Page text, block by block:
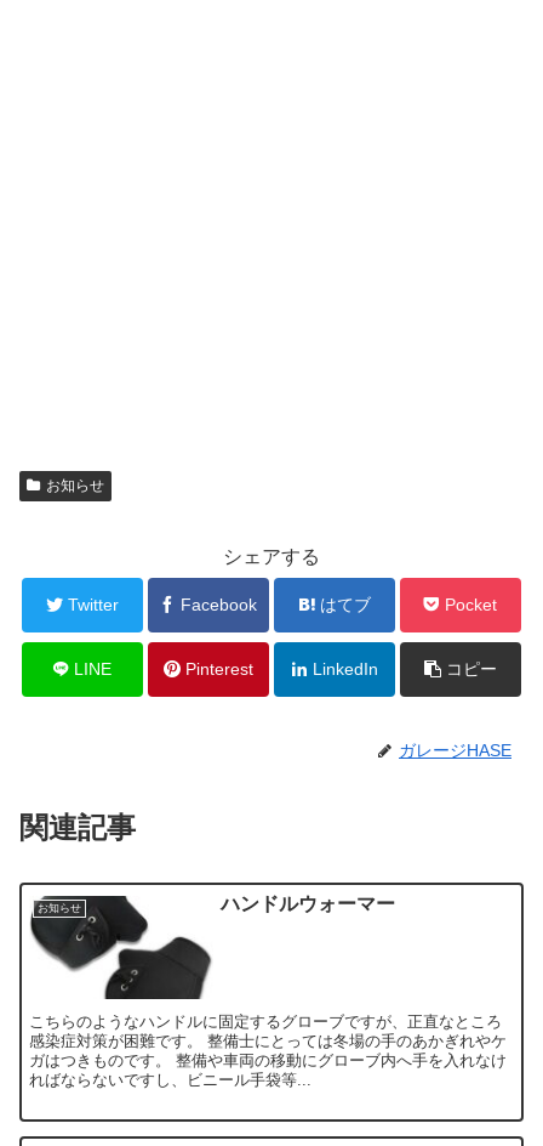
お知らせ
シェアする
Twitter Facebook はてブ Pocket
LINE Pinterest LinkedIn コピー
ガレージHASE
関連記事
お知らせ ハンドルウォーマー
こちらのようなハンドルに固定するグローブですが、正直なところ
感染症対策が困難です。 整備士にとっては冬場の手のあかぎれやケ
ガはつきものです。 整備や車両の移動にグローブ内へ手を入れなけ
ればならないですし、ビニール手袋等...